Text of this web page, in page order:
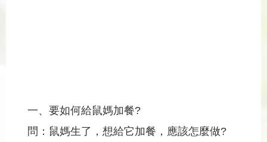
一、要如何給鼠媽加餐?
問：鼠媽生了，想給它加餐，應該怎麼做?